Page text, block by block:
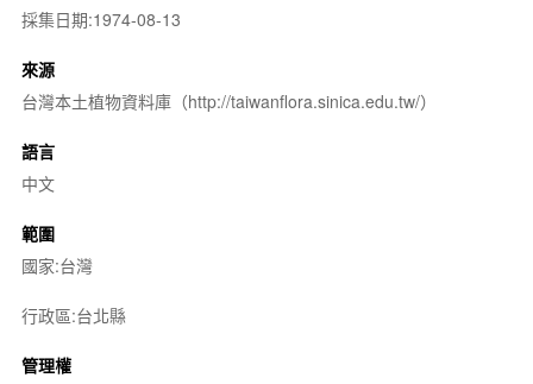
採集日期:1974-08-13
來源
台灣本土植物資料庫（http://taiwanflora.sinica.edu.tw/）
語言
中文
範圍
國家:台灣
行政區:台北縣
管理權